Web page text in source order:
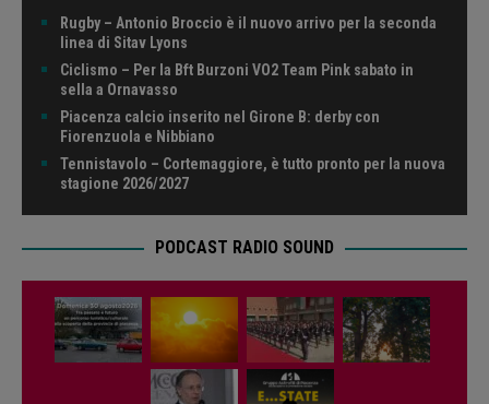
Rugby – Antonio Broccio è il nuovo arrivo per la seconda
linea di Sitav Lyons
Ciclismo – Per la Bft Burzoni VO2 Team Pink sabato in
sella a Ornavasso
Piacenza calcio inserito nel Girone B: derby con
Fiorenzuola e Nibbiano
Tennistavolo – Cortemaggiore, è tutto pronto per la nuova
stagione 2026/2027
PODCAST RADIO SOUND